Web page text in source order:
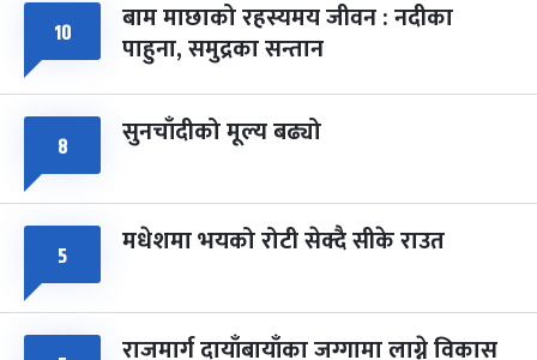
८ फागुपूर्णिमा
चैत्र ८, २०८३-Mar 22, 2027
७ महिना बाँकी
१० बाम माछाको रहस्यमय जीवन : नदीका
पाहुना, समुद्रका सन्तान
८ सुनचाँदीको मूल्य बढ्यो
५ मधेशमा भयको रोटी सेक्दै सीके राउत
राजमार्ग दायाँबायाँका जग्गामा लाग्ने विकास